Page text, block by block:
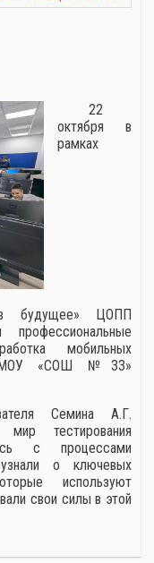
22
октября в
рамках
в будущее» ЦОПП
профессиональные
мобильных
МОУ «СОШ №33»
Семина А.Г.
тестирования
с процессами
о ключевых
используют
свои силы в этой